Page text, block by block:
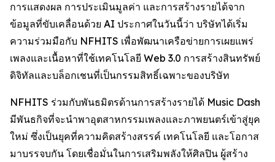
การแสดงผล การประเมินมูลค่า และการสร้างรายได้จาก
ข้อมูลที่ขับเคลื่อนด้วย AI ประกาศในวันนี้ว่า บริษัทได้เริ่ม
ความร่วมมือกับ NFHITS เพื่อพัฒนาเครือข่ายการเผยแพร่
เพลงและเนื้อหาที่ใช้เทคโนโลยี Web 3.0 การสร้างสินทรัพย์
ดิจิทัลและบล็อกเชนที่เป็นกรรมสิทธิ์เฉพาะของบริษัท
NFHITS ร่วมกับพันธมิตรด้านการสร้างรายได้ Music Dash
มีพันธกิจที่จะนำพาอุตสาหกรรมเพลงและภาพยนตร์เข้าสู่ยุค
ใหม่ ซึ่งเป็นยุคที่ความคิดสร้างสรรค์ เทคโนโลยี และโอกาส
มาบรรจบกัน โดยเชื่อมั่นในการเสริมพลังให้ศิลปิน ผู้สร้าง